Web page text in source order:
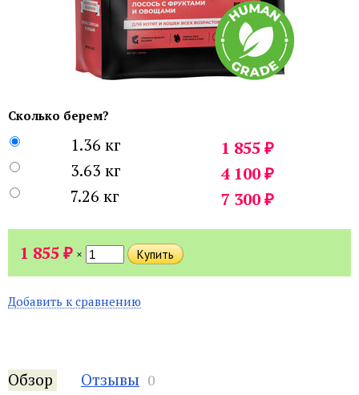
Сколько берем?
1.36 кг 1 855 ₽
3.63 кг 4 100₽
7.26 кг 7 300₽
1 855 ₽ ×
Добавить к сравнению
Обзор Отзывы 0